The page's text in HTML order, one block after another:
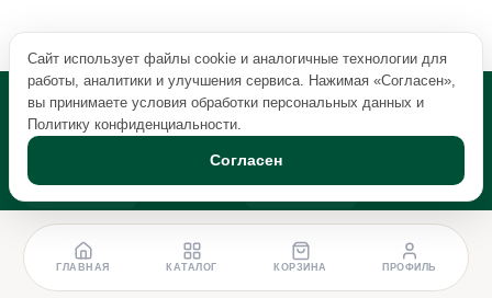
ГЛАВНАЯ КАТАЛОГ КОРЗИНА ПРОФИЛЬ
Сайт использует файлы cookie и аналогичные технологии для
работы, аналитики и улучшения сервиса. Нажимая «Согласен»,
вы принимаете условия обработки персональных данных и
Политику конфиденциальности.
Согласен